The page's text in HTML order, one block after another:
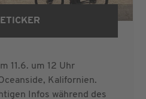
11.6. um 12 Uhr
Kalifornien.
Infos während des